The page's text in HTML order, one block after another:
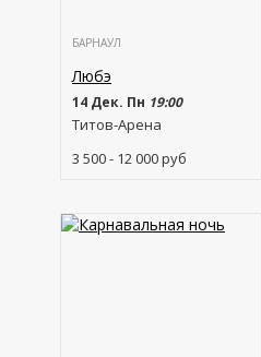
БАРНАУЛ
Любэ
14 Дек. Пн 19:00
Титов-Арена
3 500 - 12 000руб